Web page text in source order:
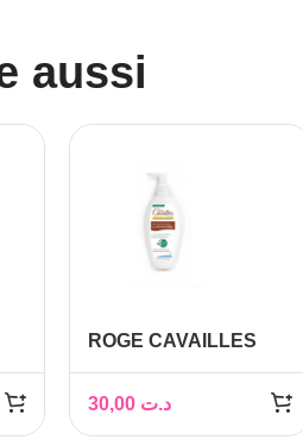
aussi
ROGE CAVAILLES
INTIME NATUREL
ANTI BACTERIEN
د.ت